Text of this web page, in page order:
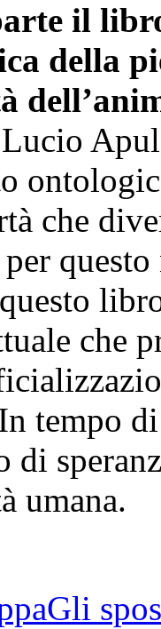
il
della
che
che
tempo
umana.
Gli